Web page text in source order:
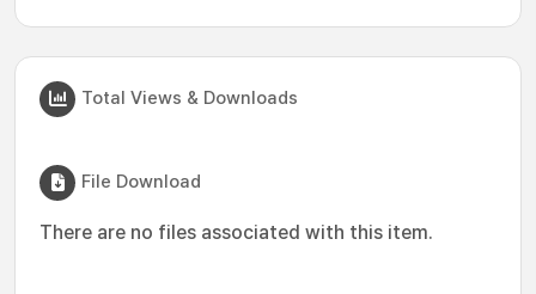
Total Views & Downloads
File Download
There are no files associated with this item.